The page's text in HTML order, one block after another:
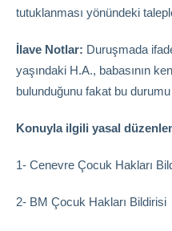
tutuklanması yönündeki
İlave Notlar: Duruşmada
yaşındaki H.A., babasının
bulunduğunu fakat bu
Konuyla ilgili yasal
1- Cenevre Çocuk Hakları
2- BM Çocuk Hakları Bildirisi